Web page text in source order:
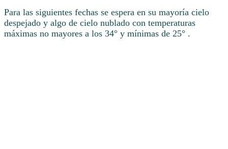
Para las siguientes fechas se espera en su mayoría cielo
despejado y algo de cielo nublado con temperaturas
máximas no mayores a los 34° y mínimas de 25° .